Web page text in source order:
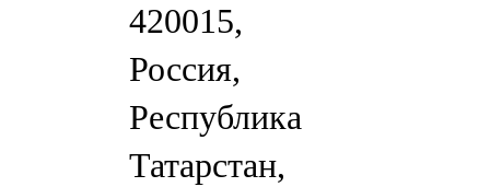
420015,
Россия,
Республика
Татарстан,